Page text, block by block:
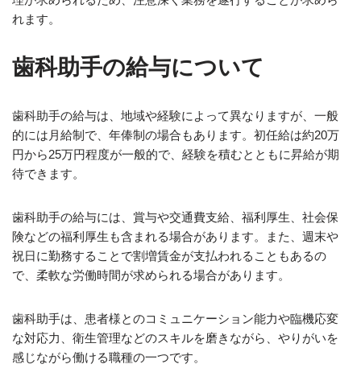
れます。
歯科助手の給与について
歯科助手の給与は、地域や経験によって異なりますが、一般
的には月給制で、年俸制の場合もあります。初任給は約20万
円から25万円程度が一般的で、経験を積むとともに昇給が期
待できます。
歯科助手の給与には、賞与や交通費支給、福利厚生、社会保
険などの福利厚生も含まれる場合があります。また、週末や
祝日に勤務することで割増賃金が支払われることもあるの
で、柔軟な労働時間が求められる場合があります。
歯科助手は、患者様とのコミュニケーション能力や臨機応変
な対応力、衛生管理などのスキルを磨きながら、やりがいを
感じながら働ける職種の一つです。